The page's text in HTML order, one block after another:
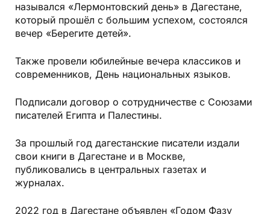
назывался «Лермонтовский день» в Дагестане,
который прошёл с большим успехом, состоялся
вечер «Берегите детей».
Также провели юбилейные вечера классиков и
современников, День национальных языков.
Подписали договор о сотрудничестве с Союзами
писателей Египта и Палестины.
За прошлый год дагестанские писатели издали
свои книги в Дагестане и в Москве,
публиковались в центральных газетах и
журналах.
2022 год в Дагестане объявлен «Годом Фазу